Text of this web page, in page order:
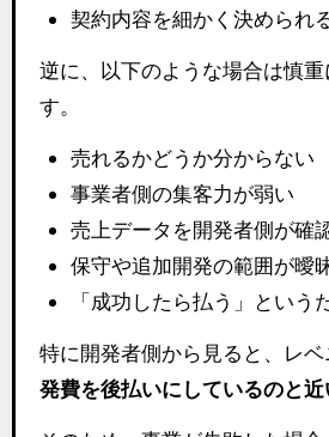
契約内容を細かく決められ
逆に、以下のような場合は慎
す。
売れるかどうか分からない
事業者側の集客力が弱い
売上データを開発者側が確
保守や追加開発の範囲が曖
「成功したら払う」という
特に開発者側から見ると、レ
発費を後払いにしているのと近